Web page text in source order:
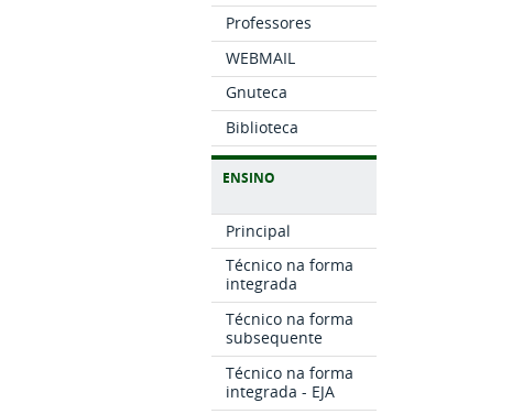
Professores
WEBMAIL
Gnuteca
Biblioteca
ENSINO
Principal
Técnico na forma
integrada
Técnico na forma
subsequente
Técnico na forma
integrada - EJA